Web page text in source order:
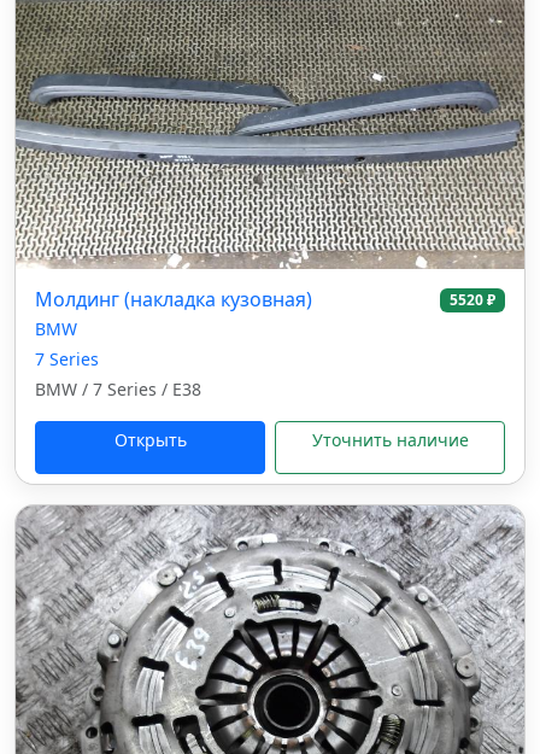
Молдинг (накладка кузовная) 5520 ₽
BMW
7 Series
BMW / 7 Series / E38
Открыть Уточнить наличие